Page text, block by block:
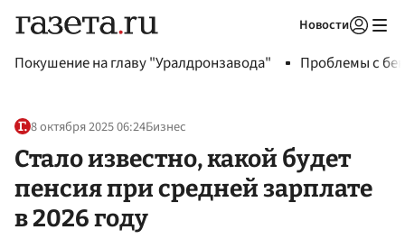
Новости
Покушение на главу "Уралдронзавода" Проблемы с
8 октября 2025 06:24Бизнес
Стало известно, какой будет
пенсия при средней зарплате
в 2026 году